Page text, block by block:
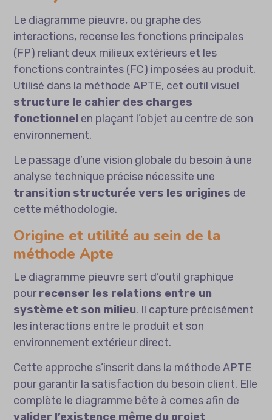
Le diagramme pieuvre, ou graphe des
interactions, recense les fonctions principales
(FP) reliant deux milieux extérieurs et les
fonctions contraintes (FC) imposées au produit.
Utilisé dans la méthode APTE, cet outil visuel
structure le cahier des charges
fonctionnel en plaçant l’objet au centre de son
environnement.
Le passage d’une vision globale du besoin à une
analyse technique précise nécessite une
transition structurée vers les origines de
cette méthodologie.
Origine et utilité au sein de la
méthode Apte
Le diagramme pieuvre sert d’outil graphique
pourrecenser les relations entre un
système et son milieu. Il capture précisément
les interactions entre le produit et son
environnement extérieur direct.
Cette approche s’inscrit dans la méthode APTE
pour garantir la satisfaction du besoin client. Elle
complète le diagramme bête à cornes afin de
valider l’existence même du projet